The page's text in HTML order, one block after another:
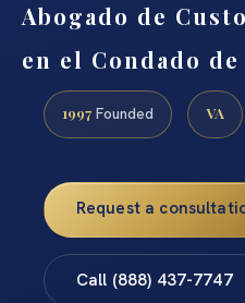
Abogado de
en el Condado
1997 Founded VA
Request a
Call (888) 437-7747